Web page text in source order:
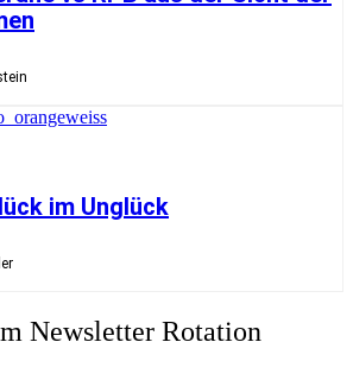
im Unglück
Newsletter Rotation